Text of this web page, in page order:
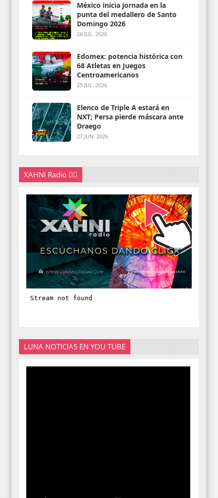
México inicia jornada en la
punta del medallero de Santo
Domingo 2026
26 JUL. 2026
Edomex: potencia histórica con
68 Atletas en Juegos
Centroamericanos
25 JUL. 2026
Elenco de Triple A estará en
NXT; Persa pierde máscara ante
Draego
27 JUN. 2026
XAHNI Radio 👇🏽
LUNA NOTICIAS EN YOU TUBE